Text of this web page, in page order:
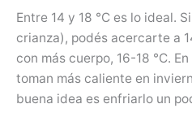
Entre 14 y 18 °C es lo ideal.
crianza), podés acercarte a
con más cuerpo, 16-18 °C.
toman más caliente en
buena idea es enfriarlo un